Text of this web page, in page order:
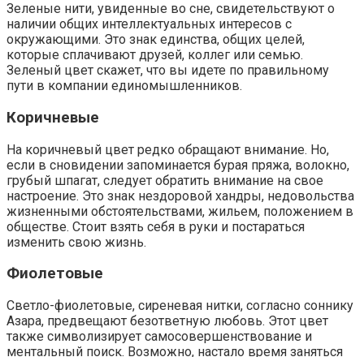
Зеленые нити, увиденные во сне, свидетельствуют о
наличии общих интеллектуальных интересов с
окружающими. Это знак единства, общих целей,
которые сплачивают друзей, коллег или семью.
Зеленый цвет скажет, что вы идете по правильному
пути в компании единомышленников.
Коричневые
На коричневый цвет редко обращают внимание. Но,
если в сновидении запоминается бурая пряжа, волокно,
грубый шпагат, следует обратить внимание на свое
настроение. Это знак нездоровой хандры, недовольства
жизненными обстоятельствами, жильем, положением в
обществе. Стоит взять себя в руки и постараться
изменить свою жизнь.
Фиолетовые
Светло-фиолетовые, сиреневая нитки, согласно соннику
Азара, предвещают безответную любовь. Этот цвет
также символизирует самосовершенствование и
ментальный поиск. Возможно, настало время заняться